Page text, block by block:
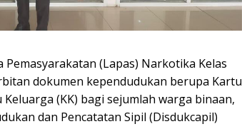
(Lapas) Narkotika Kelas
dokumen kependudukan berupa Kartu
(KK) bagi sejumlah warga binaan,
dan Pencatatan Sipil (Disdukcapil)